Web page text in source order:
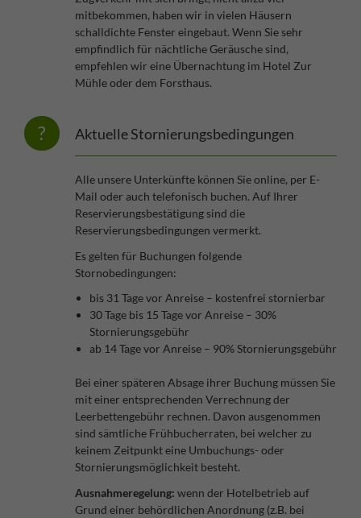
mitbekommen, haben wir in vielen Häusern
schalldichte Fenster eingebaut. Wenn Sie sehr
empfindlich für nächtliche Geräusche sind,
empfehlen wir eine Übernachtung im Hotel Zur
Mühle oder dem Forsthaus.
Aktuelle Stornierungsbedingungen
Alle unsere Unterkünfte können Sie online, per E-
Mail oder auch telefonisch buchen. Auf Ihrer
Reservierungsbestätigung sind die
Reservierungsbedingungen vermerkt.
Es gelten für Buchungen folgende
Stornobedingungen:
bis 31 Tage vor Anreise – kostenfrei stornierbar
30 Tage bis 15 Tage vor Anreise – 30%
Stornierungsgebühr
ab 14 Tage vor Anreise – 90% Stornierungsgebühr
Bei einer späteren Absage ihrer Buchung müssen Sie
mit einer entsprechenden Verrechnung der
Leerbettengebühr rechnen. Davon ausgenommen
sind sämtliche Frühbucherraten, bei welcher zu
keinem Zeitpunkt eine Umbuchungs- oder
Stornierungsmöglichkeit besteht.
Ausnahmeregelung: wenn der Hotelbetrieb auf
Grund einer behördlichen Anordnung (z.B. bei